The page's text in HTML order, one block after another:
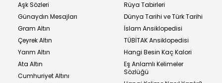
Aşk Sözleri
Günaydın Mesajları
Gram Altın
Çeyrek Altın
Yarım Altın
Ata Altın
Cumhuriyet Altını
Rüya Tabirleri
Dünya Tarihi ve Türk Tarihi
İslam Ansiklopedisi
TÜBİTAK Ansiklopedisi
Hangi Besin Kaç Kalori
Eş Anlamlı Kelimeler
Sözlüğü